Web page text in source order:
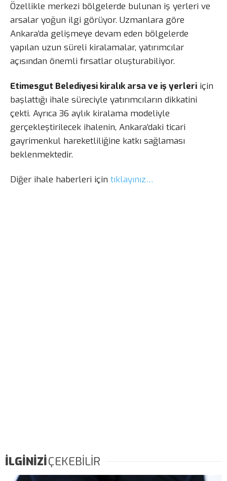
Özellikle merkezi bölgelerde bulunan iş yerleri ve
arsalar yoğun ilgi görüyor. Uzmanlara göre
Ankara’da gelişmeye devam eden bölgelerde
yapılan uzun süreli kiralamalar, yatırımcılar
açısından önemli fırsatlar oluşturabiliyor.
Etimesgut Belediyesi kiralık arsa ve iş yerleri için
başlattığı ihale süreciyle yatırımcıların dikkatini
çekti. Ayrıca 36 aylık kiralama modeliyle
gerçekleştirilecek ihalenin, Ankara’daki ticari
gayrimenkul hareketliliğine katkı sağlaması
beklenmektedir.
Diğer ihale haberleri için tıklayınız…
İLGİNİZİÇEKEBİLİR